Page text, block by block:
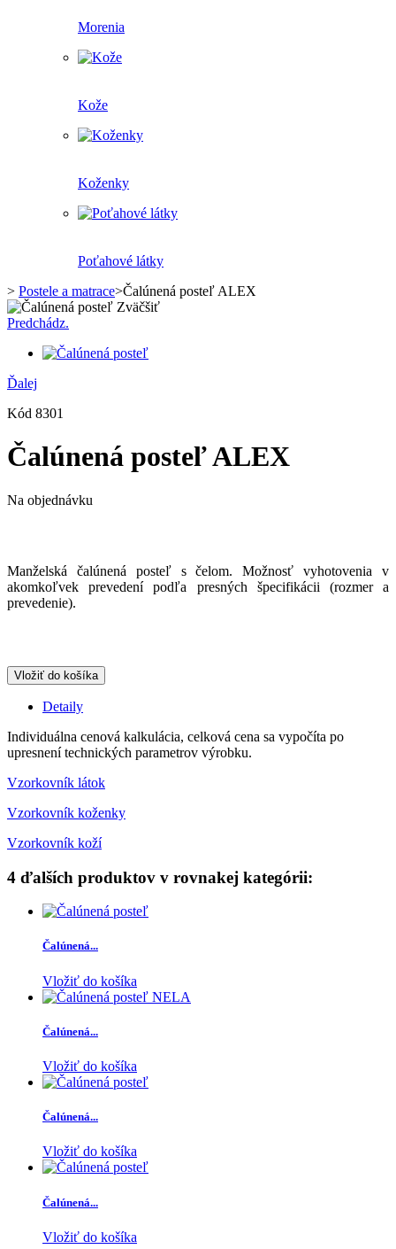
Morenia
Kože
Koženky
Poťahové látky
> Postele a matrace>Čalúnená posteľ ALEX
Zväčšiť
Predchádz.
Ďalej
Kód 8301
Čalúnená posteľ ALEX
Na objednávku
Manželská čalúnená posteľ s čelom. Možnosť vyhotovenia v
akomkoľvek prevedení podľa presných špecifikácii (rozmer a
prevedenie).
Vložiť do košíka
Detaily
Individuálna cenová kalkulácia, celková cena sa vypočíta po
upresnení technických parametrov výrobku.
Vzorkovník látok
Vzorkovník koženky
Vzorkovník koží
4 ďalších produktov v rovnakej kategórii:
Čalúnená...
Vložiť do košíka
Čalúnená...
Vložiť do košíka
Čalúnená...
Vložiť do košíka
Čalúnená...
Vložiť do košíka